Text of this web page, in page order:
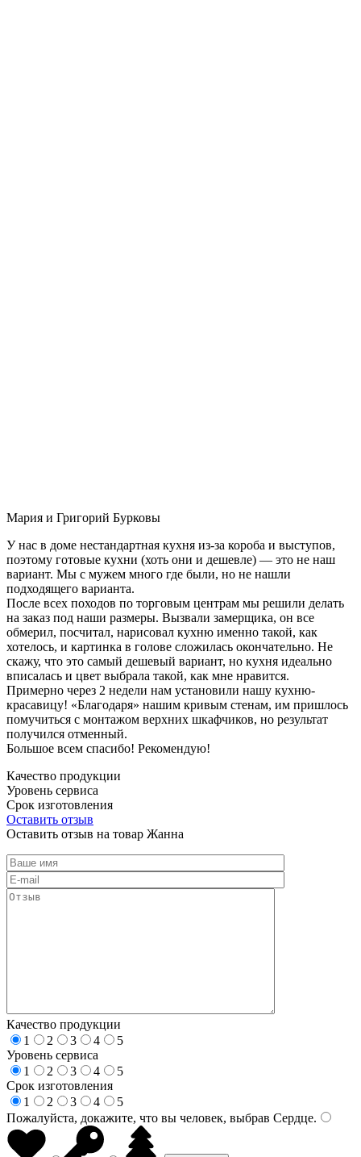
Мария и Григорий Бурковы
У нас в доме нестандартная кухня из-за короба и выступов,
поэтому готовые кухни (хоть они и дешевле) — это не наш
вариант. Мы с мужем много где были, но не нашли
подходящего варианта.
После всех походов по торговым центрам мы решили делать
на заказ под наши размеры. Вызвали замерщика, он все
обмерил, посчитал, нарисовал кухню именно такой, как
хотелось, и картинка в голове сложилась окончательно. Не
скажу, что это самый дешевый вариант, но кухня идеально
вписалась и цвет выбрала такой, как мне нравится.
Примерно через 2 недели нам установили нашу кухню-
красавицу! «Благодаря» нашим кривым стенам, им пришлось
помучиться с монтажом верхних шкафчиков, но результат
получился отменный.
Большое всем спасибо! Рекомендую!
Качество продукции
Уровень сервиса
Срок изготовления
Оставить отзыв
Оставить отзыв на товар Жанна
Качество продукции
1
2 3 4
5
Уровень сервиса
1
2 3 4
5
Срок изготовления
1
2 3 4
5
Пожалуйста, докажите, что вы человек, выбрав Сердце.